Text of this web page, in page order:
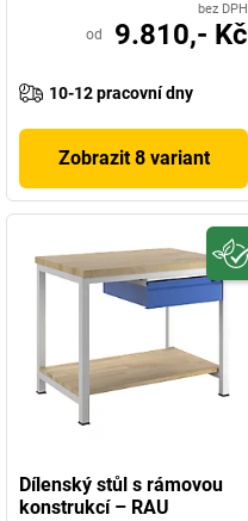
bez DPH
od 9.810,- Kč
10-12 pracovní dny
Zobrazit 8 variant
Dílenský stůl s rámovou
konstrukcí – RAU